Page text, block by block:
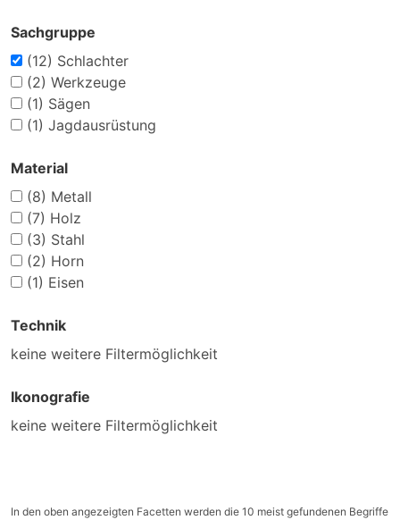
Sachgruppe
(12) Schlachter
(2) Werkzeuge
(1) Sägen
(1) Jagdausrüstung
Material
(8) Metall
(7) Holz
(3) Stahl
(2) Horn
(1) Eisen
Technik
keine weitere Filtermöglichkeit
Ikonografie
keine weitere Filtermöglichkeit
In den oben angezeigten Facetten werden die 10 meist gefundenen Begriffe